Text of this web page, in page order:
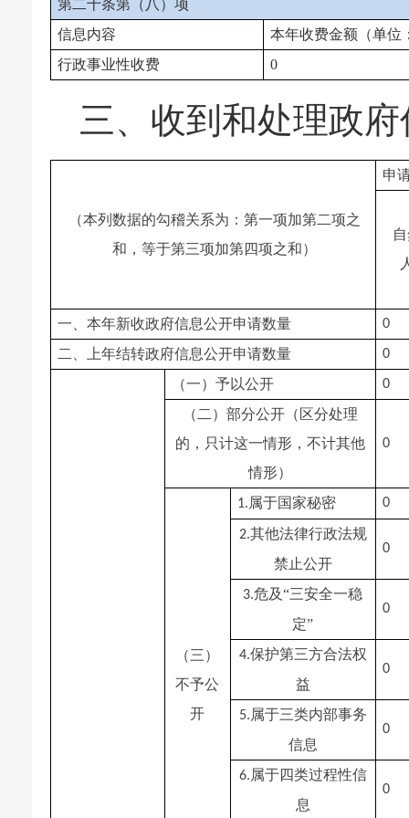
第二十条第（八）项
信息内容
本年收费金额（单位
行政事业性收费
0
三、收到和处理政
（本列数据的勾稽关系为：第一项加第二项之
和，等于第三项加第四项之和）
申
一、本年新收政府信息公开申请数量 0
二、上年结转政府信息公开申请数量 0
（一）予以公开 0
（二）部分公开（区分处理
的，只计这一情形，不计其他
情形）
0
（三）
不予公
开
1.属于国家秘密 0
2.其他法律行政法规
禁止公开
0
3.危及“三安全一稳
定”
0
4.保护第三方合法权
益
0
5.属于三类内部事务
信息
0
6.属于四类过程性信
息
0